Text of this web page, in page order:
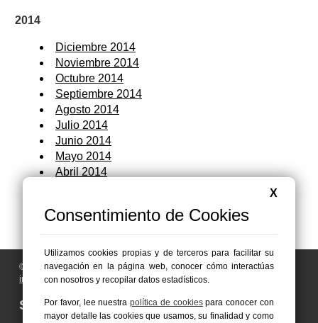
2014
Diciembre 2014
Noviembre 2014
Octubre 2014
Septiembre 2014
Agosto 2014
Julio 2014
Junio 2014
Mayo 2014
Abril 2014
Enero 2014
© 2006 - 2026 Portal de Abarán Noticias
info@portaldeabaran.es
Síguenos en:
X
Consentimiento de Cookies
Utilizamos cookies propias y de terceros para facilitar su
navegación en la página web, conocer cómo interactúas
con nosotros y recopilar datos estadísticos.
Por favor, lee nuestrapolítica de cookiespara conocer con
mayor detalle las cookies que usamos, su finalidad y como